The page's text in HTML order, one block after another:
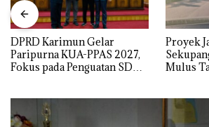
DPRD Karimun Gelar
Paripurna KUA-PPAS 2027,
Fokus pada Penguatan SDM,
Proyek
Mulus